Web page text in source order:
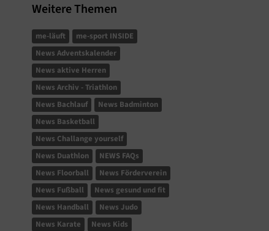
Weitere Themen
me-läuft
me-sport INSIDE
News Adventskalender
News aktive Herren
News Archiv - Triathlon
News Bachlauf
News Badminton
News Basketball
News Challange yourself
News Duathlon
NEWS FAQs
News Floorball
News Förderverein
News Fußball
News gesund und fit
News Handball
News Judo
News Karate
News Kids